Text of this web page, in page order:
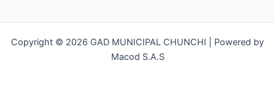
Copyright © 2026 GAD MUNICIPAL CHUNCHI | Powered by
Macod S.A.S